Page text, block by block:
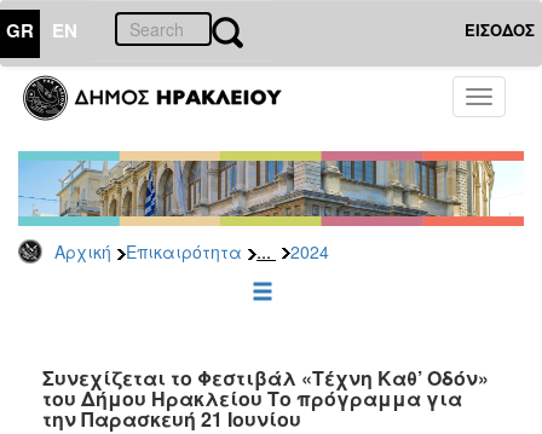
GR EN ΕΙΣΟΔΟΣ
Toggle
Αρχική Επικαιρότητα ... 2024
ΕΠΙΚΑΙΡΟΤΗΤΑ
Τύπου
Αρχείο
2026
2025
2022
2021
Συνεχίζεται το Φεστιβάλ «Τέχνη Καθ’ Οδόν»
του Δήμου Ηρακλείου Το πρόγραμμα για
την Παρασκευή 21 Ιουνίου